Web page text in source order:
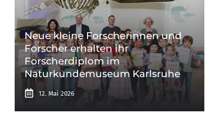
Neue kleine Forscherinnen und
Forscher erhalten ihr
Forscherdiplom im
Naturkundemuseum Karlsruhe
12. Mai 2026